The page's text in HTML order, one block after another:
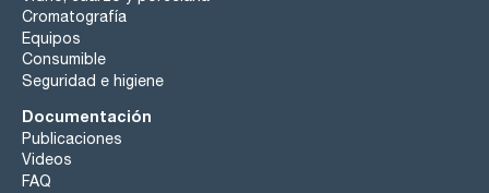
Cromatografía
Equipos
Consumible
Seguridad e higiene
Documentación
Publicaciones
Videos
FAQ